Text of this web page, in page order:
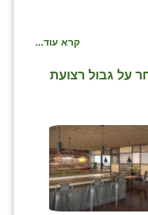
קרא עוד...
על גבול רצועת